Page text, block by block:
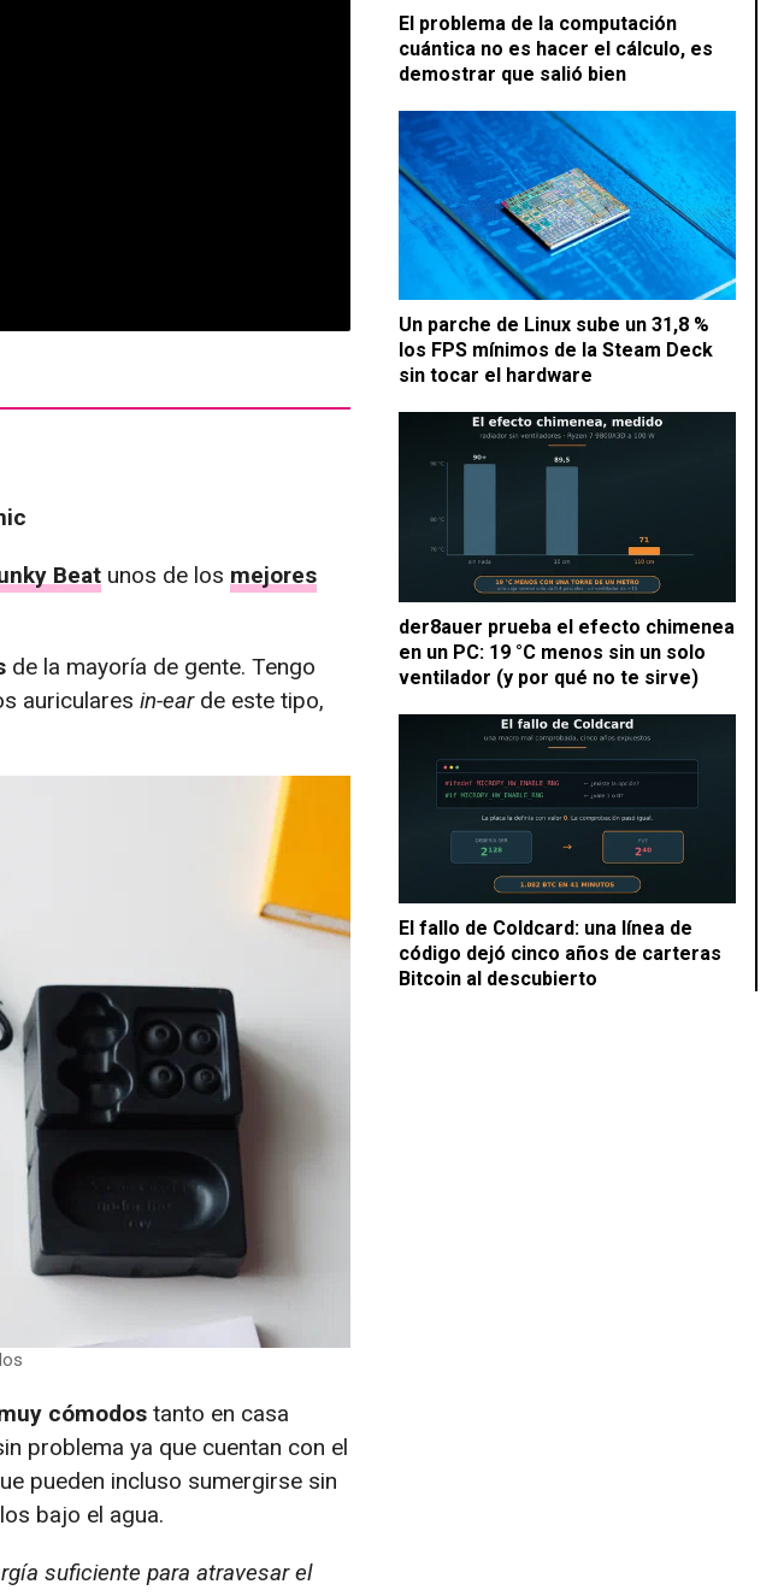
El problema de la computación
cuántica no es hacer el cálculo, es
demostrar que salió bien
Un parche de Linux sube un 31,8 %
los FPS mínimos de la Steam Deck
sin tocar el hardware
der8auer prueba el efecto chimenea
en un PC: 19 °C menos sin un solo
ventilador (y por qué no te sirve)
El fallo de Coldcard: una línea de
código dejó cinco años de carteras
Bitcoin al descubierto
Beat unos de los mejores
de la mayoría de gente. Tengo
auriculares in-earde este tipo,
cómodos tanto en casa
problema ya que cuentan con el
pueden incluso sumergirse sin
bajo el agua.
suficiente para atravesar el